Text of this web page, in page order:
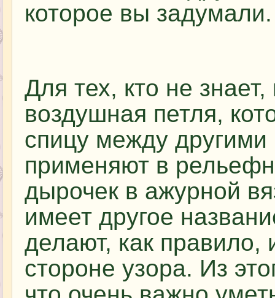
которое вы задумали.
Для тех, кто не
воздушная петля,
спицу между другими
применяют в
дырочек в ажурной
имеет другое
делают, как правило,
стороне узора. Из